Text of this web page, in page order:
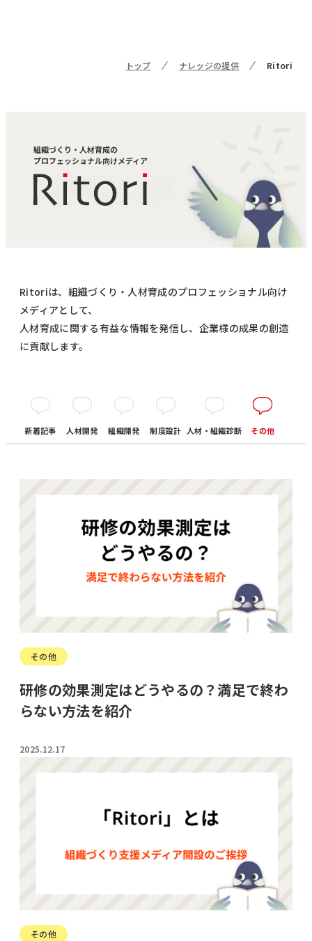
トップ ナレッジの提供 Ritori
組織づくり・人材育成の
プロフェッショナル向けメディア
Ritoriは、組織づくり・人材育成のプロフェッショナル向け
メディアとして、
人材育成に関する有益な情報を発信し、企業様の成果の創造
に貢献します。
新着記事 人材開発 組織開発 制度設計 人材・組織診断 その他
その他
研修の効果測定はどうやるの？満足で終わ
らない方法を紹介
2025.12.17
その他